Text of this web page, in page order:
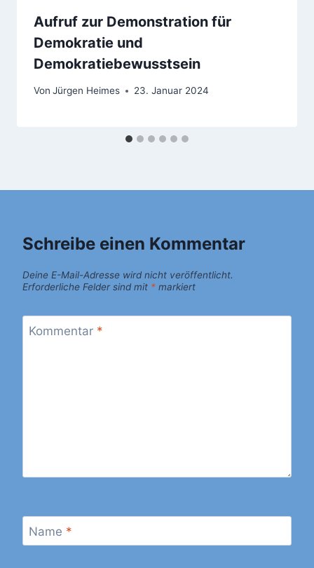
Aufruf zur Demonstration für
Demokratie und
Demokratiebewusstsein
Von Jürgen Heimes 23. Januar 2024
Schreibe einen Kommentar
Deine E-Mail-Adresse wird nicht veröffentlicht.
Erforderliche Felder sind mit * markiert
Kommentar *
Name *